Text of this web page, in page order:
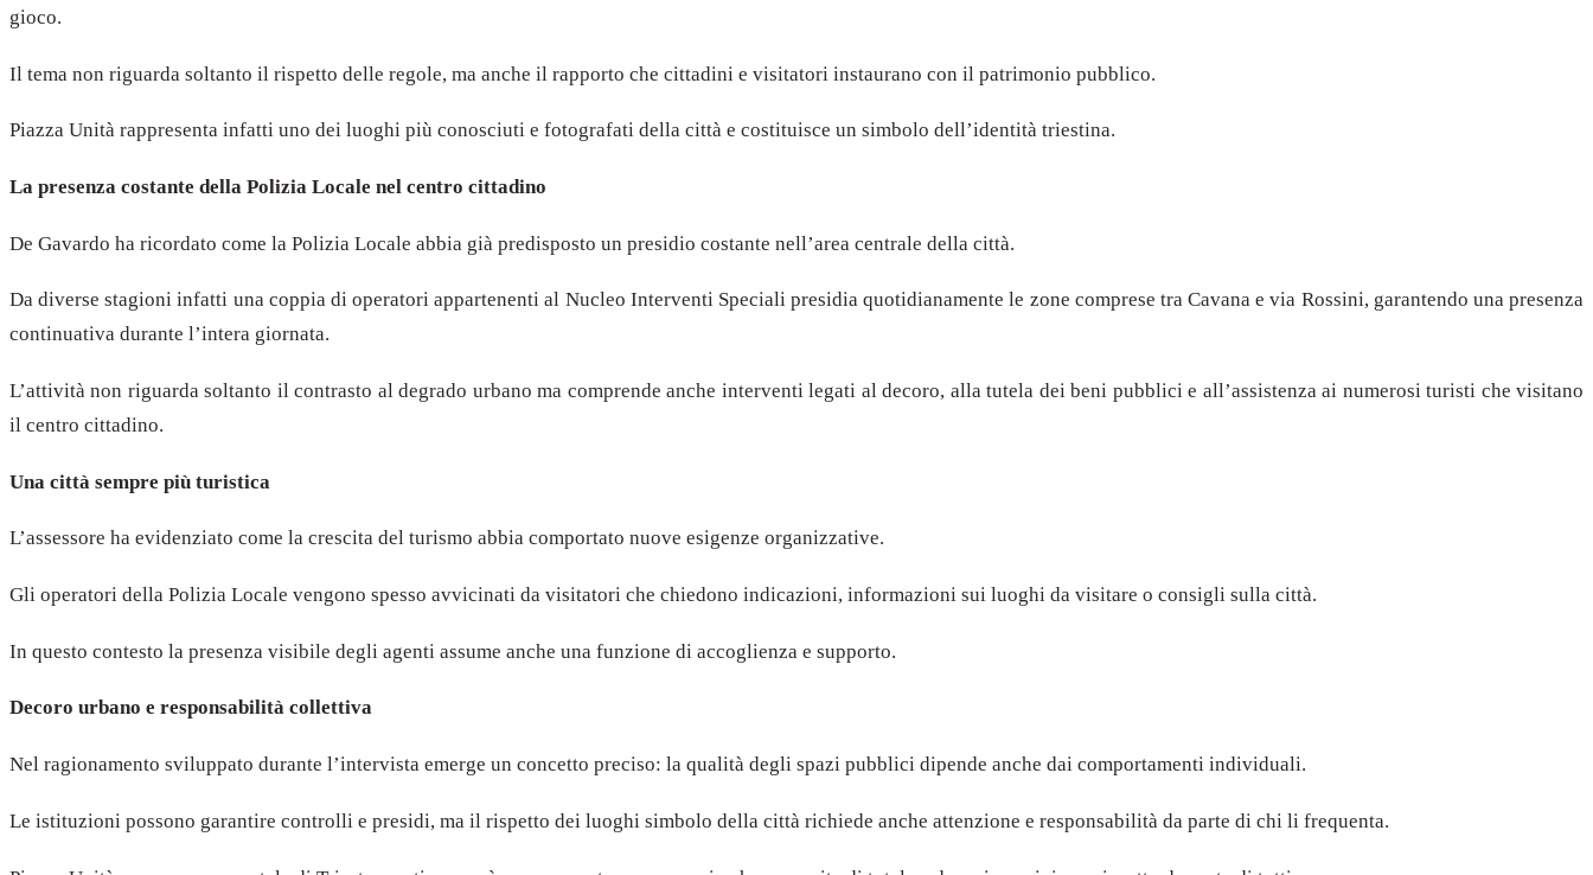
gioco.
Il tema non riguarda soltanto il rispetto delle regole, ma anche il rapporto che cittadini e visitatori instaurano con il patrimonio pubblico.
Piazza Unità rappresenta infatti uno dei luoghi più conosciuti e fotografati della città e costituisce un simbolo dell’identità triestina.
La presenza costante della Polizia Locale nel centro cittadino
De Gavardo ha ricordato come la Polizia Locale abbia già predisposto un presidio costante nell’area centrale della città.
Da diverse stagioni infatti una coppia di operatori appartenenti al Nucleo Interventi Speciali presidia quotidianamente le zone comprese tra Cavana e via Rossini, garantendo una presenza
continuativa durante l’intera giornata.
L’attività non riguarda soltanto il contrasto al degrado urbano ma comprende anche interventi legati al decoro, alla tutela dei beni pubblici e all’assistenza ai numerosi turisti che visitano
il centro cittadino.
Una città sempre più turistica
L’assessore ha evidenziato come la crescita del turismo abbia comportato nuove esigenze organizzative.
Gli operatori della Polizia Locale vengono spesso avvicinati da visitatori che chiedono indicazioni, informazioni sui luoghi da visitare o consigli sulla città.
In questo contesto la presenza visibile degli agenti assume anche una funzione di accoglienza e supporto.
Decoro urbano e responsabilità collettiva
Nel ragionamento sviluppato durante l’intervista emerge un concetto preciso: la qualità degli spazi pubblici dipende anche dai comportamenti individuali.
Le istituzioni possono garantire controlli e presidi, ma il rispetto dei luoghi simbolo della città richiede anche attenzione e responsabilità da parte di chi li frequenta.